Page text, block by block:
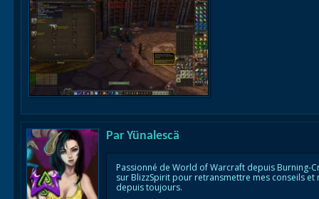
Par Yünalescä
Passionné de World of Warcraft depuis Burning-
sur BlizzSpirit pour retransmettre mes conseils
depuis toujours.